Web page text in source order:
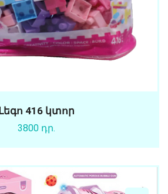
Լեգո 416 կտոր
3800 դր.